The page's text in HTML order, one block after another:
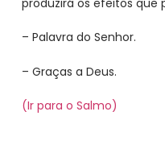
produzirá os efeitos que
– Palavra do Senhor.
– Graças a Deus.
(Ir para o Salmo)